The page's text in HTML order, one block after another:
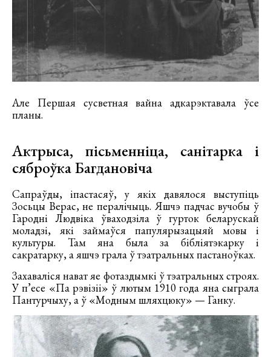
Але Першая сусветная вайна адкарэктавала ўсе
планы.
Актрыса, пісьменніца, санітарка і
сяброўка Багдановіча
Сапраўды, іпастасяў, у якіх давялося выступіць
Зосьцы Верас, не пералічыць. Яшчэ падчас вучобы ў
Гародні Людвіка ўваходзіла ў гурток беларускай
моладзі, які займаўся папулярызацыяй мовы і
культуры. Там яна была за бібліятэкарку і
сакратарку, а яшчэ грала ў тэатральных пастаноўках.
Захаваліся нават яе фотаздымкі ў тэатральных строях.
У п’есе «Па рэвізіі» ў лютым 1910 года яна сыграла
Пантурчыху, а ў «Модным шляхцюку» — Ганку.